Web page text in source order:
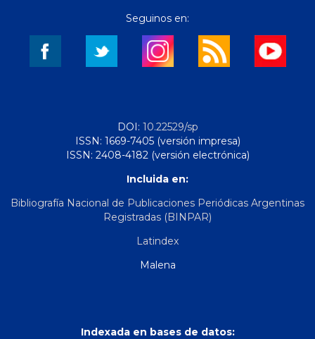
Seguinos en:
DOI: 10.22529/sp
ISSN: 1669-7405 (versión impresa)
ISSN: 2408-4182 (versión electrónica)
Incluida en:
Bibliografía Nacional de Publicaciones Periódicas Argentinas
Registradas (BINPAR)
Latindex
Malena
Indexada en bases de datos: